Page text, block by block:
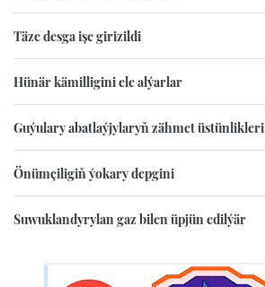
Täze desga işe girizildi
Hünär kämilligini ele alýarlar
Guýulary abatlaýjylaryň zähmet üstünlikleri
Önümçiligiň ýokary depgini
Suwuklandyrylan gaz bilen üpjün edilýär